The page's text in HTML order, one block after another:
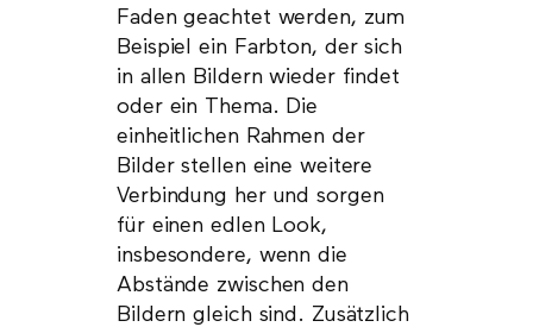
Faden geachtet werden, zum
Beispiel ein Farbton, der sich
in allen Bildern wieder findet
oder ein Thema. Die
einheitlichen Rahmen der
Bilder stellen eine weitere
Verbindung her und sorgen
für einen edlen Look,
insbesondere, wenn die
Abstände zwischen den
Bildern gleich sind. Zusätzlich